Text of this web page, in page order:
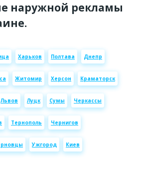
наружной рекламы
Харьков Полтава Днепр
Житомир Херсон Краматорск
Львов Луцк Сумы Черкассы
Тернополь Чернигов
Ужгород Киев